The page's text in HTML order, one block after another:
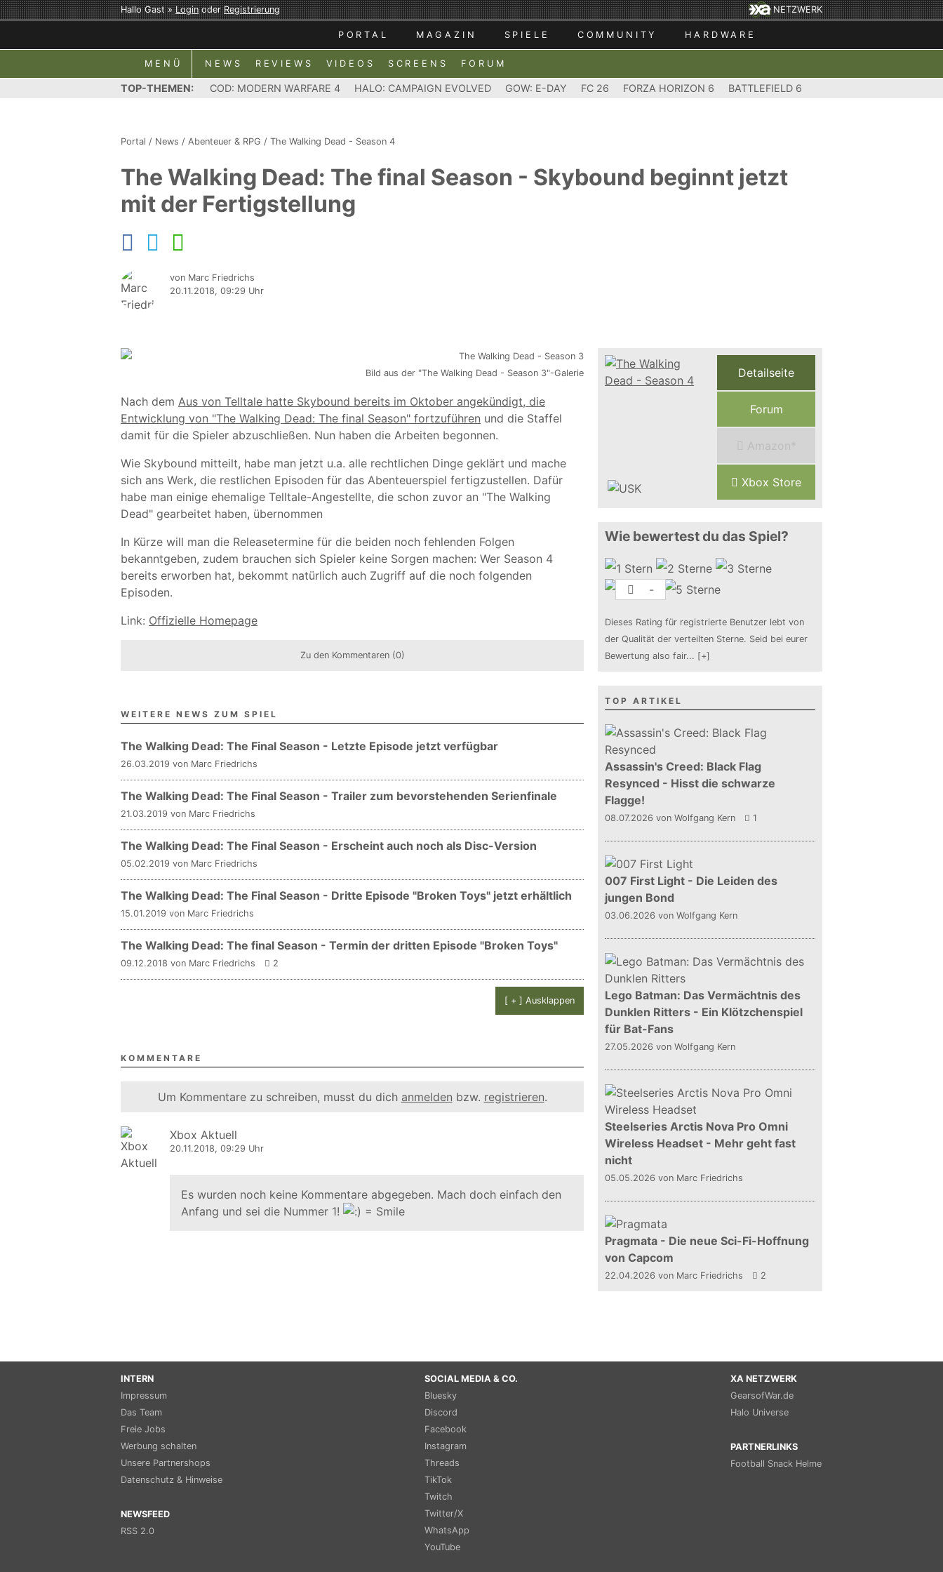
Hallo Gast »LoginoderRegistrierung NETZWERK
PORTAL MAGAZIN SPIELE COMMUNITY HARDWARE
MENÜ NEWS REVIEWS VIDEOS SCREENS FORUM
TOP-THEMEN: COD: MODERN WARFARE 4 HALO: CAMPAIGN EVOLVED GOW: E-DAY FC 26 FORZA HORIZON 6 BATTLEFIELD 6
Portal / News / Abenteuer & RPG / The Walking Dead - Season 4
The Walking Dead: The final Season - Skybound beginnt jetzt
mit der Fertigstellung
von Marc Friedrichs
20.11.2018, 09:29 Uhr
Bild aus der "The Walking Dead - Season 3"-Galerie
Nach dem Aus von Telltale hatte Skybound bereits im Oktober angekündigt, die
Entwicklung von "The Walking Dead: The final Season" fortzuführen und die Staffel
damit für die Spieler abzuschließen. Nun haben die Arbeiten begonnen.
Wie Skybound mitteilt, habe man jetzt u.a. alle rechtlichen Dinge geklärt und mache
sich ans Werk, die restlichen Episoden für das Abenteuerspiel fertigzustellen. Dafür
habe man einige ehemalige Telltale-Angestellte, die schon zuvor an "The Walking
Dead" gearbeitet haben, übernommen
In Kürze will man die Releasetermine für die beiden noch fehlenden Folgen
bekanntgeben, zudem brauchen sich Spieler keine Sorgen machen: Wer Season 4
bereits erworben hat, bekommt natürlich auch Zugriff auf die noch folgenden
Episoden.
Link: Offizielle Homepage
Zu den Kommentaren (0)
WEITERE NEWS ZUM SPIEL
The Walking Dead: The Final Season - Letzte Episode jetzt verfügbar
26.03.2019 von Marc Friedrichs
The Walking Dead: The Final Season - Trailer zum bevorstehenden Serienfinale
21.03.2019 von Marc Friedrichs
The Walking Dead: The Final Season - Erscheint auch noch als Disc-Version
05.02.2019 von Marc Friedrichs
The Walking Dead: The Final Season - Dritte Episode "Broken Toys" jetzt erhältlich
15.01.2019 von Marc Friedrichs
The Walking Dead: The final Season - Termin der dritten Episode "Broken Toys"
09.12.2018 von Marc Friedrichs 2
[ + ] Ausklappen
KOMMENTARE
Um Kommentare zu schreiben, musst du dich anmelden bzw. registrieren.
Xbox Aktuell
20.11.2018, 09:29 Uhr
Es wurden noch keine Kommentare abgegeben. Mach doch einfach den
Anfang und sei die Nummer 1!
Detailseite
Forum
Amazon*
Xbox Store
Wie bewertest du das Spiel?
-
Dieses Rating für registrierte Benutzer lebt von
der Qualität der verteilten Sterne. Seid bei eurer
Bewertung also fair... [+]
TOP ARTIKEL
Assassin's Creed: Black Flag
Resynced - Hisst die schwarze
Flagge!
08.07.2026 von Wolfgang Kern 1
007 First Light - Die Leiden des
jungen Bond
03.06.2026 von Wolfgang Kern
Lego Batman: Das Vermächtnis des
Dunklen Ritters - Ein Klötzchenspiel
für Bat-Fans
27.05.2026 von Wolfgang Kern
Steelseries Arctis Nova Pro Omni
Wireless Headset - Mehr geht fast
nicht
05.05.2026 von Marc Friedrichs
Pragmata - Die neue Sci-Fi-Hoffnung
von Capcom
22.04.2026 von Marc Friedrichs 2
INTERN
Impressum
Das Team
Freie Jobs
Werbung schalten
Unsere Partnershops
Datenschutz & Hinweise
NEWSFEED
RSS 2.0
SOCIAL MEDIA & CO.
Bluesky
Discord
Facebook
Instagram
Threads
TikTok
Twitch
Twitter/X
WhatsApp
YouTube
XA NETZWERK
GearsofWar.de
Halo Universe
PARTNERLINKS
Football Snack Helme